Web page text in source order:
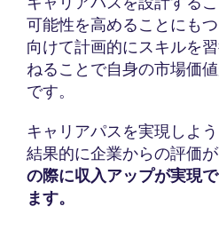
可能性を高めることにも
向けて計画的にスキルを
ねることで自身の市場価
です。
キャリアパスを実現しよ
結果的に企業からの評価が
の際に収入アップが実現
ます。